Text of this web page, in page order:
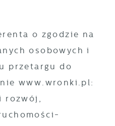
o zgodzie na
osobowych i
przetargu do
www.wronki.pl:
rozwój,